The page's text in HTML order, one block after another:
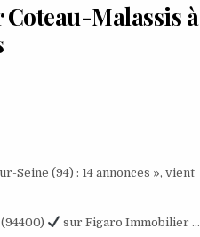
Malassis à
Seine (94) : 14 annonces », vient
sur Figaro Immobilier …